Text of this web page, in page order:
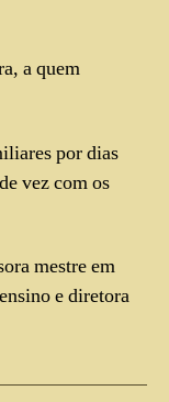
a quem
por dias
vez com os
mestre em
e diretora